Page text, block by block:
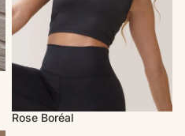
Rose Boréal